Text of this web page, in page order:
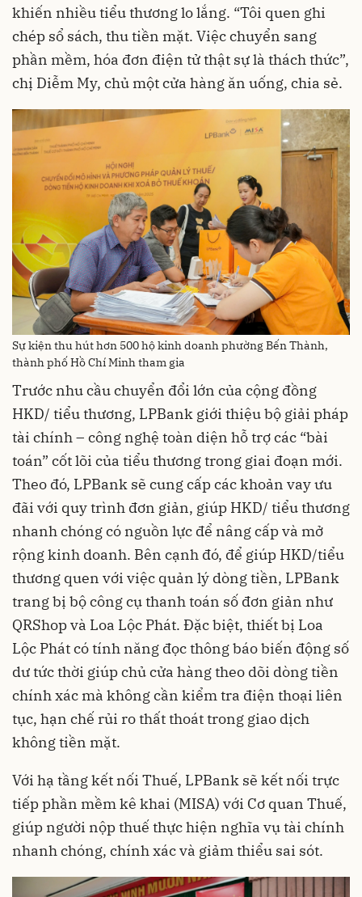
khiến nhiều tiểu thương lo lắng. “Tôi quen ghi
chép sổ sách, thu tiền mặt. Việc chuyển sang
phần mềm, hóa đơn điện tử thật sự là thách thức”,
chị Diễm My, chủ một cửa hàng ăn uống, chia sẻ.
Sự kiện thu hút hơn 500 hộ kinh doanh phường Bến Thành,
thành phố Hồ Chí Minh tham gia
Trước nhu cầu chuyển đổi lớn của cộng đồng
HKD/ tiểu thương, LPBank giới thiệu bộ giải pháp
tài chính – công nghệ toàn diện hỗ trợ các “bài
toán” cốt lõi của tiểu thương trong giai đoạn mới.
Theo đó, LPBank sẽ cung cấp các khoản vay ưu
đãi với quy trình đơn giản, giúp HKD/ tiểu thương
nhanh chóng có nguồn lực để nâng cấp và mở
rộng kinh doanh. Bên cạnh đó, để giúp HKD/tiểu
thương quen với việc quản lý dòng tiền, LPBank
trang bị bộ công cụ thanh toán số đơn giản như
QRShop và Loa Lộc Phát. Đặc biệt, thiết bị Loa
Lộc Phát có tính năng đọc thông báo biến động số
dư tức thời giúp chủ cửa hàng theo dõi dòng tiền
chính xác mà không cần kiểm tra điện thoại liên
tục, hạn chế rủi ro thất thoát trong giao dịch
không tiền mặt.
Với hạ tầng kết nối Thuế, LPBank sẽ kết nối trực
tiếp phần mềm kê khai (MISA) với Cơ quan Thuế,
giúp người nộp thuế thực hiện nghĩa vụ tài chính
nhanh chóng, chính xác và giảm thiểu sai sót.